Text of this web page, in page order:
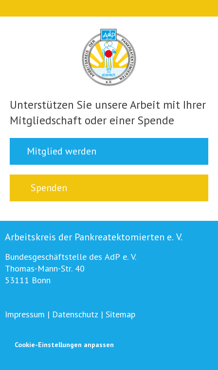
Unterstützen Sie unsere Arbeit mit Ihrer
Mitgliedschaft oder einer Spende
Mitglied werden
Spenden
Arbeitskreis der Pankreatektomierten e. V.
Bundesgeschäftstelle des AdP e. V.
Thomas-Mann-Str. 40
53111 Bonn
Impressum | Datenschutz | Sitemap
Cookie-Einstellungen anpassen